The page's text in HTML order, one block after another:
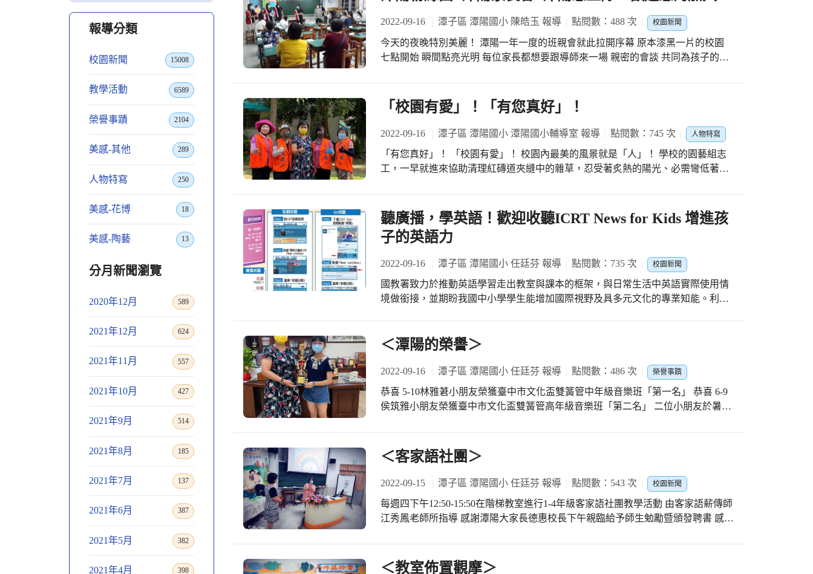
報導分類
校園新聞 15008
教學活動 6589
榮譽事蹟 2104
美感-其他 289
人物特寫 250
美感-花博 18
美感-陶藝 13
分月新聞瀏覽
2020年12月 589
2021年12月 624
2021年11月 557
2021年10月 427
2021年9月 514
2021年8月 185
2021年7月 137
2021年6月 387
2021年5月 382
2021年4月 398
孩子的學習狀況及導師經營班級的用心，共創親、師、生三贏局面。 國小是孩子成
長中一個承前啟後的關鍵階段，結合全體教師與家長們的共同努力！期待在親師攜
手共同合作之下，共同編織一個屬於孩子的幸福天地。 今晚我想來點~ 燈，點一盞
親生合作的光明燈，照出一條孩子的康莊大道，步向前途無量的人生坦途。
2022-09-16 潭子區 潭陽國小 陳皓玉 報導 點閱數：488 次 校園新聞
今天的夜晚特別美麗！ 潭陽一年一度的班親會就此拉開序幕 原本漆黑一片的校園
七點開始 瞬間點亮光明 每位家長都想要跟導師來一場 親密的會談 共同為孩子的學
手打招呼 笑容是最好的潤滑劑 拉近彼此的距離 潭陽粉絲團— 紀錄每一刻美好與互
動 潭陽志工隊— 創造每一刻溫馨與感動 潭陽家長會— 支持每一項學習與活動 潭陽
有愛 傳遞綿延 歡迎您的加入 感謝家長的信任 將孩子的小手交付給我們 日日都能快
快樂樂 時時都能開開心心 學習都能扎扎實實 身體都能健健康康 期待小一到小六 每
一位學生都能有擁有幸福童年 一刻不留白
「校園有愛」！「有您真好」！
2022-09-16 潭子區 潭陽國小 潭陽國小輔導室 報導 點閱數：745 次 人物特寫
「有您真好」！ 「校園有愛」！ 校園內最美的風景就是「人」！ 學校的園藝組志
工，一早就進來協助清理紅磚道夾縫中的雜草，忍受著炙熱的陽光、必需彎低著身
聽廣播，學英語！歡迎收聽ICRT News for Kids 增進孩
子的英語力
2022-09-16 潭子區 潭陽國小 任廷芬 報導 點閱數：735 次 校園新聞
國教署致力於推動英語學習走出教室與課本的框架，與日常生活中英語實際使用情
境做銜接，並期盼我國中小學學生能增加國際視野及具多元文化的專業知能。利用
畫」。製播新聞英語學習廣播節目 ICRT News LunchBox ：就國內外重大新聞及時
至 12 時 20 分)，透過 ICRT 廣播平臺即時播出，歡迎按時收聽。 ★線上收聽網址：
https://www.icrt.com.tw/news_lunchbox.php?&mlevel1=7&mlevel2=96 小朋友們可以隨
時隨聽!並且中英文對照學習喔!
＜潭陽的榮譽＞
2022-09-16 潭子區 潭陽國小 任廷芬 報導 點閱數：486 次 榮譽事蹟
恭喜 5-10林雅莙小朋友榮獲臺中市文化盃雙簧管中年級音樂班「第一名」 恭喜 6-9
侯筑雅小朋友榮獲臺中市文化盃雙簧管高年級音樂班「第二名」 二位小朋友於暑假
不斷努力 精益求精以求更上一層樓
＜客家語社團＞
2022-09-15 潭子區 潭陽國小 任廷芬 報導 點閱數：543 次 校園新聞
每週四下午12:50-15:50在階梯教室進行1-4年級客家語社團教學活動 由客家語薪傳師
江秀鳳老師所指導 感謝潭陽大家長德惠校長下午親臨給予師生勉勵暨頒發聘書 感謝
＜教室佈置觀摩＞